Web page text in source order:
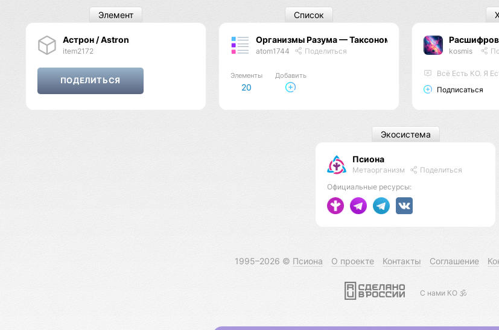
Астрон / Astron
item2172
Элемент
Организмы Разума — Таксономия Жизни
atom1744 Поделиться
Элементы
20
Добавить
Список
kosmis
Всё Есть КО. Я
Подписаться
Псиона
Метаорганизм
Поделиться
Официальные ресурсы:
Экосистема
1995–2026 © Псиона О проекте Контакты Соглашение
С нами КО 🕉️